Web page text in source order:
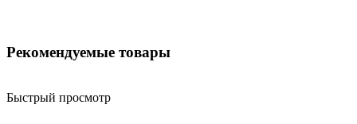
Рекомендуемые товары
Быстрый просмотр